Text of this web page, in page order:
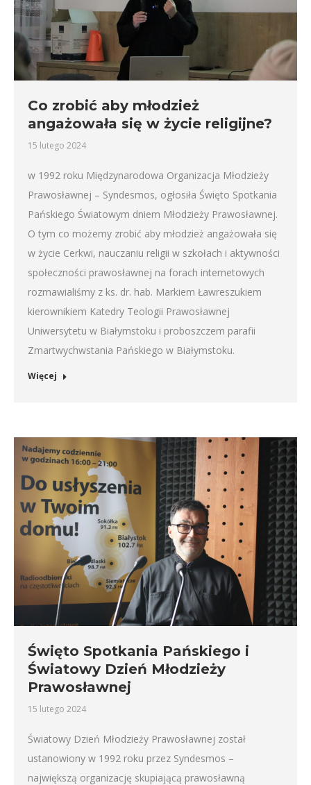
Co zrobić aby młodzież
angażowała się w życie religijne?
15 lutego 2024
w 1992 roku Międzynarodowa Organizacja Młodzieży
Prawosławnej – Syndesmos, ogłosiła Święto Spotkania
Pańskiego Światowym dniem Młodzieży Prawosławnej.
O tym co możemy zrobić aby młodzież angażowała się
w życie Cerkwi, nauczaniu religii w szkołach i aktywności
społeczności prawosławnej na forach internetowych
rozmawialiśmy z ks. dr. hab. Markiem Ławreszukiem
kierownikiem Katedry Teologii Prawosławnej
Uniwersytetu w Białymstoku i proboszczem parafii
Zmartwychwstania Pańskiego w Białymstoku.
Więcej
Święto Spotkania Pańskiego i
Światowy Dzień Młodzieży
Prawosławnej
15 lutego 2024
Światowy Dzień Młodzieży Prawosławnej został
ustanowiony w 1992 roku przez Syndesmos –
największą organizację skupiającą prawosławną